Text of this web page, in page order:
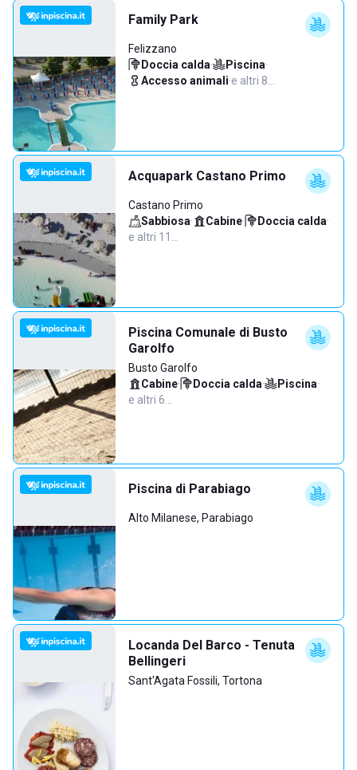
Family Park
Felizzano
Doccia calda· Piscina·
Accesso animali·e altri 8…
Acquapark Castano Primo
Castano Primo
Sabbiosa· Cabine· Doccia calda·
e altri 11…
Piscina Comunale di Busto
Garolfo
Busto Garolfo
Cabine· Doccia calda· Piscina·
e altri 6…
Piscina di Parabiago
Alto Milanese, Parabiago
Locanda Del Barco - Tenuta
Bellingeri
Sant'Agata Fossili, Tortona